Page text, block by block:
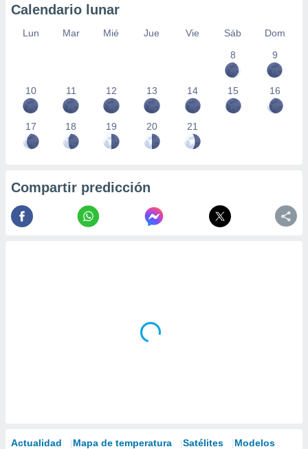
Calendario lunar
Lun Mar Mié Jue Vie Sáb
Dom
8
9
10 11 12 13 14 15 16
17 18 19 20 21
Compartir predicción
Actualidad Mapa de temperatura Satélites Modelos